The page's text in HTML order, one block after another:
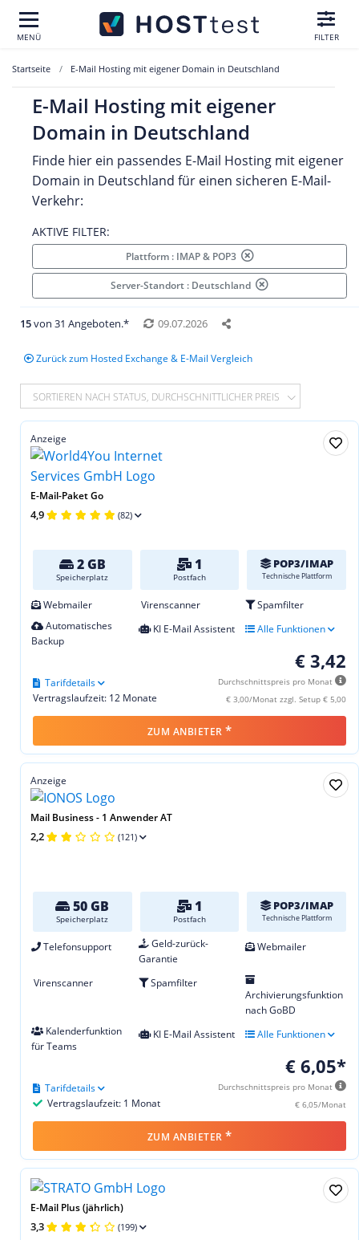
MENÜ FILTER
Startseite E-Mail Hosting mit eigener Domain in Deutschland
E-Mail Hosting mit eigener
Domain in Deutschland
Finde hier ein passendes E-Mail Hosting mit eigener
Domain in Deutschland für einen sicheren E-Mail-
Verkehr:
AKTIVE FILTER:
Plattform : IMAP & POP3
Server-Standort : Deutschland
15von 31 Angeboten.* 09.07.2026
Zurück zum Hosted Exchange & E-Mail Vergleich
SORTIEREN NACH STATUS, DURCHSCHNITTLICHER PREIS
Anzeige
E-Mail-Paket Go
4,9 (82)
2 GB
Speicherplatz
1
Postfach
POP3/IMAP
Technische Plattform
Webmailer Virenscanner
Spamfilter
Automatisches
Backup
KI E-Mail Assistent Alle Funktionen
€ 3,42
Durchschnittspreis pro Monat
€ 3,00/Monat zzgl. Setup € 5,00
Vertragslaufzeit: 12 Monate
Tarifdetails
ZUM ANBIETER *
Anzeige
Mail Business - 1 Anwender AT
2,2 (121)
50 GB
Speicherplatz
1
Postfach
POP3/IMAP
Technische Plattform
Telefonsupport
Geld-zurück-
Garantie
Webmailer
Virenscanner
Spamfilter
Archivierungsfunktion
nach GoBD
Kalenderfunktion
für Teams
KI E-Mail Assistent Alle Funktionen
€ 6,05*
Durchschnittspreis pro Monat
€ 6,05/Monat
Vertragslaufzeit: 1 Monat
Tarifdetails
ZUM ANBIETER *
E-Mail Plus (jährlich)
3,3 (199)